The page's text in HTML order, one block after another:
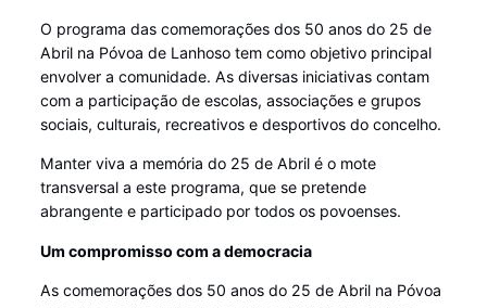
O programa das comemorações dos 50 anos do 25 de
Abril na Póvoa de Lanhoso tem como objetivo principal
envolver a comunidade. As diversas iniciativas contam
com a participação de escolas, associações e grupos
sociais, culturais, recreativos e desportivos do concelho.
Manter viva a memória do 25 de Abril é o mote
transversal a este programa, que se pretende
abrangente e participado por todos os povoenses.
Um compromisso com a democracia
As comemorações dos 50 anos do 25 de Abril na Póvoa